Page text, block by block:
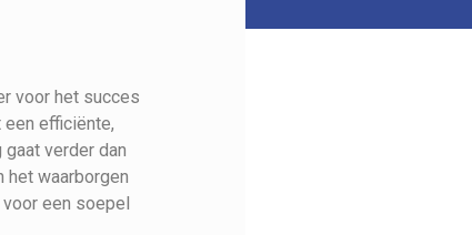
voor het succes
efficiënte,
verder dan
het waarborgen
een soepel